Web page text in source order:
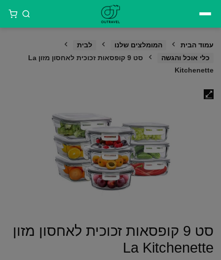
עמוד הבית המומלצים שלנו
לבית
כלי אוכל והגשה
סט 9 קופסאות זכוכית לאחסון מזון La
Kitchenette
סט 9 קופסאות זכוכית לאחסון מזון
La Kitchenette